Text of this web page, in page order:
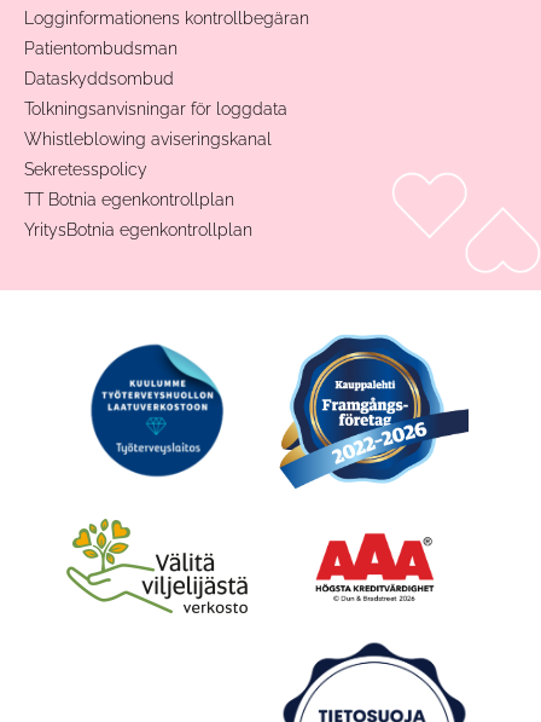
Logginformationens kontrollbegäran
Patientombudsman
Dataskyddsombud
Tolkningsanvisningar för loggdata
Whistleblowing aviseringskanal
Sekretesspolicy
TT Botnia egenkontrollplan
YritysBotnia egenkontrollplan